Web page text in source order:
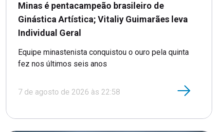
Minas é pentacampeão brasileiro de
Ginástica Artística; Vitaliy Guimarães leva
Individual Geral
Equipe minastenista conquistou o ouro pela quinta
fez nos últimos seis anos
7 de agosto de 2026 às 22:58